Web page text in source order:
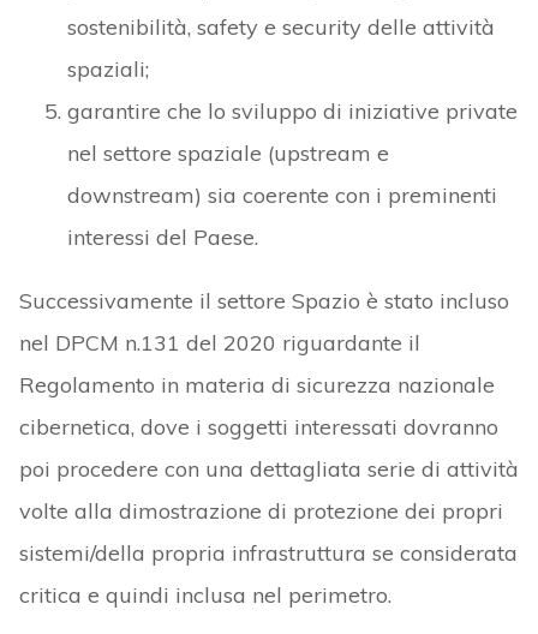
sostenibilità, safety e security delle attività
spaziali;
garantire che lo sviluppo di iniziative private
nel settore spaziale (upstream e
downstream) sia coerente con i preminenti
interessi del Paese.
Successivamente il settore Spazio è stato incluso
nel DPCM n.131 del 2020 riguardante il
Regolamento in materia di sicurezza nazionale
cibernetica, dove i soggetti interessati dovranno
poi procedere con una dettagliata serie di attività
volte alla dimostrazione di protezione dei propri
sistemi/della propria infrastruttura se considerata
critica e quindi inclusa nel perimetro.